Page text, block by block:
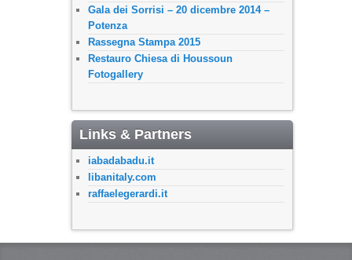
Gala dei Sorrisi – 20 dicembre 2014 –
Potenza
Rassegna Stampa 2015
Restauro Chiesa di Houssoun
Fotogallery
Links & Partners
iabadabadu.it
libanitaly.com
raffaelegerardi.it